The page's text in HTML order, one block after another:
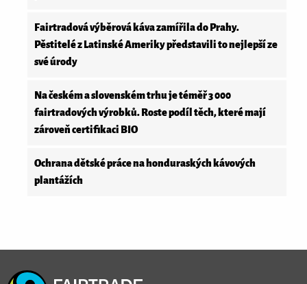
Fairtradová výběrová káva zamířila do Prahy.
Pěstitelé z Latinské Ameriky představili to nejlepší ze
své úrody
Na českém a slovenském trhu je téměř 3 000
fairtradových výrobků. Roste podíl těch, které mají
zároveň certifikaci BIO
Ochrana dětské práce na honduraských kávových
plantážích